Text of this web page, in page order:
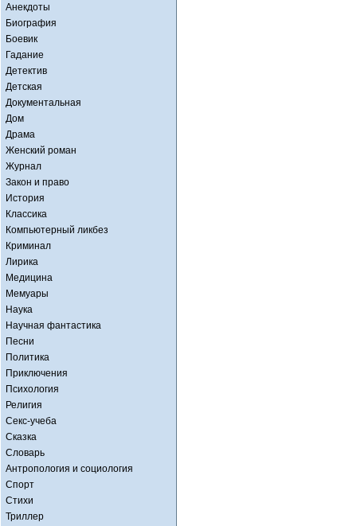
Анекдоты
Биография
Боевик
Гадание
Детектив
Детская
Документальная
Дом
Драма
Женский роман
Журнал
Закон и право
История
Классика
Компьютерный ликбез
Криминал
Лирика
Медицина
Мемуары
Наука
Научная фантастика
Песни
Политика
Приключения
Психология
Религия
Секс-учеба
Сказка
Словарь
Антропология и социология
Спорт
Стихи
Триллер